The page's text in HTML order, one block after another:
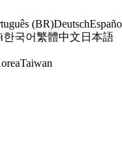
(BR)Deutsch
한국어繁體中文 日本語
Taiwan